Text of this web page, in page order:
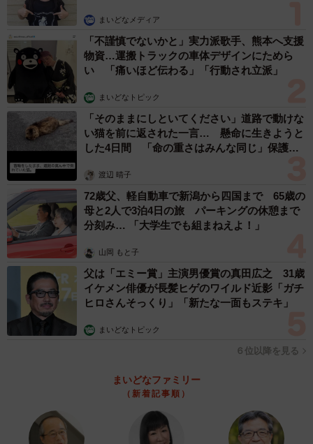
まいどなメディア
「不謹慎でないかと」実力派歌手、熊本へ支援
物資…運搬トラックの車体デザインにためら
い 「痛いほど伝わる」「行動され立派」
まいどなトピック
「そのままにしといてください」道路で動けな
い猫を前に返された一言… 懸命に生きようと
した4日間 「命の重さはみんな同じ」保護団
渡辺 晴子
72歳父、軽自動車で新潟から四国まで 65歳の
母と2人で3泊4日の旅 パーキングの休憩まで
分刻み… 「大学生でも組まねえよ！」
山岡 もと子
父は「エミー賞」主演男優賞の真田広之 31歳
イケメン俳優が長髪ヒゲのワイルド近影「ガチ
ヒロさんそっくり」「新たな一面もステキ」
まいどなトピック
６位以降を見る
まいどなファミリー
（新着記事順）